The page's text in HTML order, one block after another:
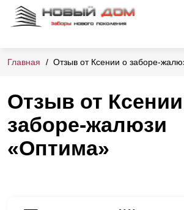
Главная Отзыв от Ксении о заборе-
Отзыв от
заборе-жалюзи
«Оптима»